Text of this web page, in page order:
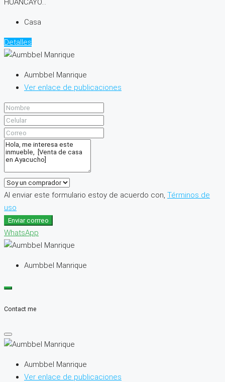
HUANCAYO...
Casa
Detalles
Aumbbel Manrique
Ver enlace de publicaciones
Al enviar este formulario estoy de acuerdo con, Términos de
uso
Enviar corrreo
WhatsApp
Aumbbel Manrique
Contact me
Aumbbel Manrique
Ver enlace de publicaciones